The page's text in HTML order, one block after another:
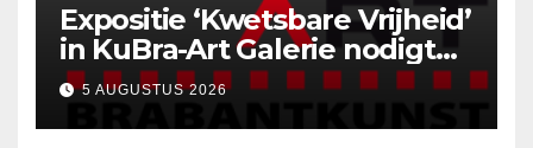
Expositie ‘Kwetsbare Vrijheid’
in KuBra-Art Galerie nodigt
uit tot ontmoeting en
reflectie
5 AUGUSTUS 2026